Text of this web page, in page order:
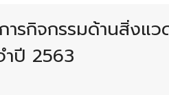
รกิจกรรมด้านสิ่งแ
ำปี 2563